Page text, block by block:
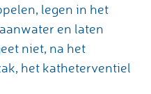
legen in het
en laten
niet, na het
het katheterventiel